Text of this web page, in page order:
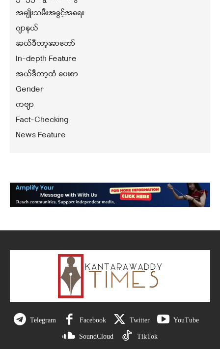
အမျိုးသမီးအခွင့်အရေး
ဂျာနယ်
အယ်ဒီတာ့အာဘော်
In-depth Feature
အယ်ဒီတာ့ထံ ပေးစာ
Gender
ကဗျာ
Fact-Checking
News Feature
Telegram Facebook Twitter YouTube
SoundCloud TikTok